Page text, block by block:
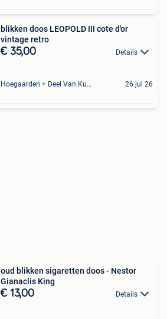
blikken doos LEOPOLD III cote d'or
vintage retro
€ 35,00 Details
Hoegaarden + Deel Van Kumtich + Deel Van Tienen 26 jul 26
oud blikken sigaretten doos - Nestor
Gianaclis King
€ 13,00 Details